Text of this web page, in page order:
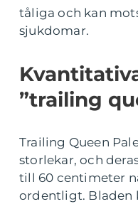
tåliga och kan
sjukdomar.
”trailing
Trailing Queen
storlekar, och
till 60 centimeter
ordentligt. Bladen